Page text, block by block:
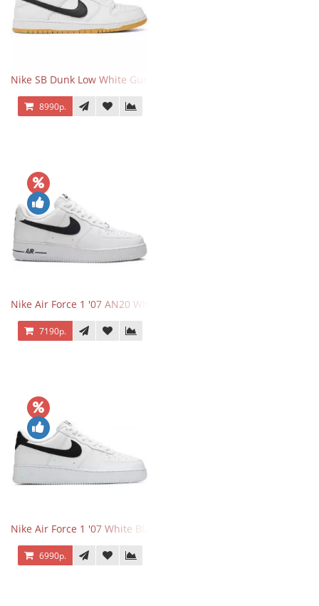
Nike SB Dunk Low White Gum
8990р.
Nike Air Force 1 '07 AN20 White Black
7190р.
Nike Air Force 1 '07 White Black
6990р.